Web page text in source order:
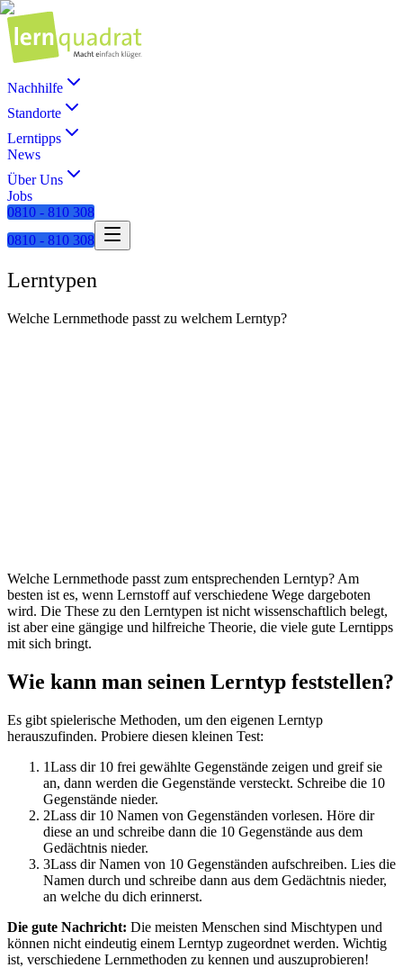
Nachhilfe
Standorte
Lerntipps
News
Über Uns
Jobs
0810 - 810 308
0810 - 810 308
Lerntypen
Welche Lernmethode passt zu welchem Lerntyp?
Welche Lernmethode passt zum entsprechenden Lerntyp? Am
besten ist es, wenn Lernstoff auf verschiedene Wege dargeboten
wird. Die These zu den Lerntypen ist nicht wissenschaftlich belegt,
ist aber eine gängige und hilfreiche Theorie, die viele gute Lerntipps
mit sich bringt.
Wie kann man seinen Lerntyp feststellen?
Es gibt spielerische Methoden, um den eigenen Lerntyp
herauszufinden. Probiere diesen kleinen Test:
1Lass dir 10 frei gewählte Gegenstände zeigen und greif sie
an, dann werden die Gegenstände versteckt. Schreibe die 10
Gegenstände nieder.
2Lass dir 10 Namen von Gegenständen vorlesen. Höre dir
diese an und schreibe dann die 10 Gegenstände aus dem
Gedächtnis nieder.
3Lass dir Namen von 10 Gegenständen aufschreiben. Lies die
Namen durch und schreibe dann aus dem Gedächtnis nieder,
an welche du dich erinnerst.
Die gute Nachricht: Die meisten Menschen sind Mischtypen und
können nicht eindeutig einem Lerntyp zugeordnet werden. Wichtig
ist, verschiedene Lernmethoden zu kennen und auszuprobieren!